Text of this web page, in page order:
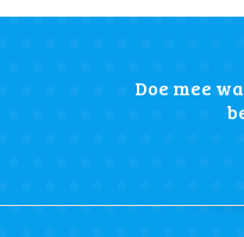
Doe mee